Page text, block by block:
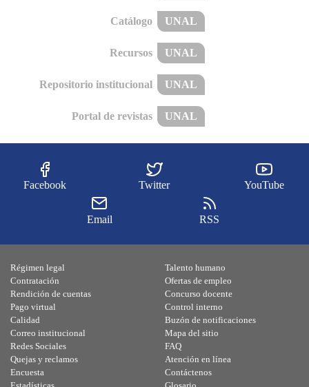
Catálogo UNAL
Recursos UNAL
Repositorio institucional UNAL
Portal de revistas UNAL
Facebook Twitter YouTube
Email RSS
Régimen legal
Contratación
Rendición de cuentas
Pago virtual
Calidad
Talento humano
Ofertas de empleo
Concurso docente
Control interno
Buzón de notificaciones
Correo institucional
Redes Sociales
Quejas y reclamos
Encuesta
Mapa del sitio
FAQ
Atención en línea
Contáctenos